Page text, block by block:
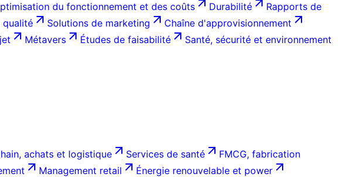
du fonctionnement et des coûts Durabilité
Rapports de
qualité Solutions de marketing
Chaîne d'approvisionnement
Métavers Études de faisabilité
Santé, sécurité et environnement
achats et logistique Services de santé
FMCG, fabrication
Management retail
Énergie renouvelable et power